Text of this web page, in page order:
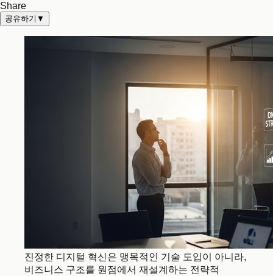
Share
공유하기 ▼
진정한 디지털 혁신은 맹목적인 기술 도입이 아니라,
비즈니스 구조를 원점에서 재설계하는 전략적